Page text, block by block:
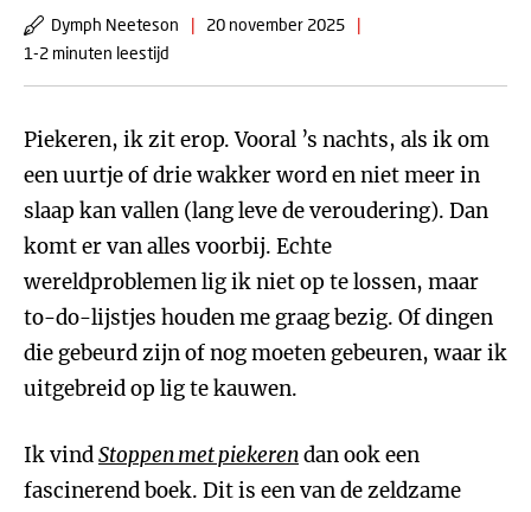
Dymph Neeteson | 20 november 2025
|
1-2 minuten leestijd
Piekeren, ik zit erop. Vooral ’s nachts, als ik om
een uurtje of drie wakker word en niet meer in
slaap kan vallen (lang leve de veroudering). Dan
komt er van alles voorbij. Echte
wereldproblemen lig ik niet op te lossen, maar
to-do-lijstjes houden me graag bezig. Of dingen
die gebeurd zijn of nog moeten gebeuren, waar ik
uitgebreid op lig te kauwen.
Ik vindStoppen met piekerendan ook een
fascinerend boek. Dit is een van de zeldzame